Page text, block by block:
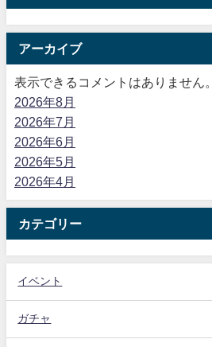
アーカイブ
表示できるコメントはありません。
2026年8月
2026年7月
2026年6月
2026年5月
2026年4月
カテゴリー
イベント
ガチャ